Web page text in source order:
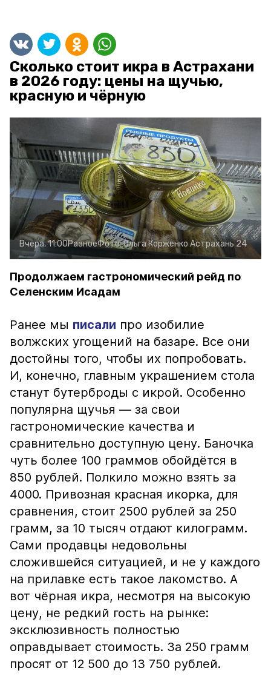
Сколько стоит икра в Астрахани
в 2026 году: цены на щучью,
красную и чёрную
Вчера, 11:00РазноеФото:Ольга Корженко Астрахань 24
Продолжаем гастрономический рейд по
Селенским Исадам
Ранее мы писали про изобилие
волжских угощений на базаре. Все они
достойны того, чтобы их попробовать.
И, конечно, главным украшением стола
станут бутерброды с икрой. Особенно
популярна щучья — за свои
гастрономические качества и
сравнительно доступную цену. Баночка
чуть более 100 граммов обойдётся в
850 рублей. Полкило можно взять за
4000. Привозная красная икорка, для
сравнения, стоит 2500 рублей за 250
грамм, за 10 тысяч отдают килограмм.
Сами продавцы недовольны
сложившейся ситуацией, и не у каждого
на прилавке есть такое лакомство. А
вот чёрная икра, несмотря на высокую
цену, не редкий гость на рынке:
эксклюзивность полностью
оправдывает стоимость. За 250 грамм
просят от 12 500 до 13 750 рублей.